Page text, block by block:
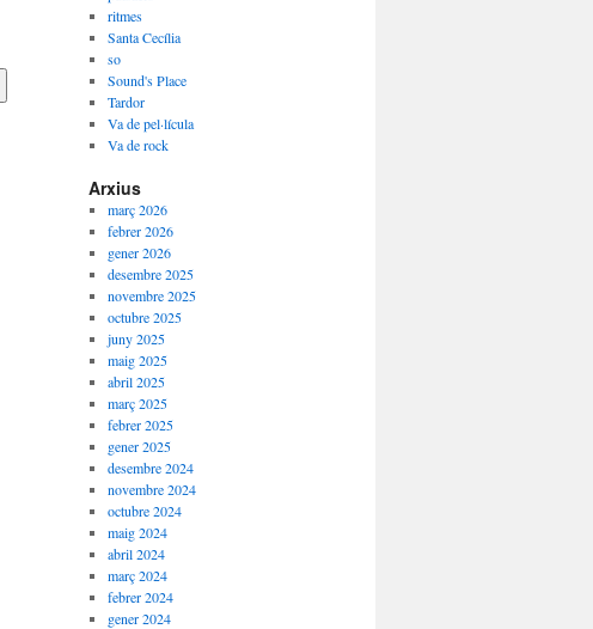
ritmes
Santa Cecília
so
Sound's Place
Tardor
Va de pel·lícula
Va de rock
Arxius
març 2026
febrer 2026
gener 2026
desembre 2025
novembre 2025
octubre 2025
juny 2025
maig 2025
abril 2025
març 2025
febrer 2025
gener 2025
desembre 2024
novembre 2024
octubre 2024
maig 2024
abril 2024
març 2024
febrer 2024
gener 2024